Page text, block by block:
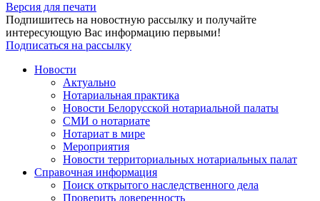
Версия для печати
Подпишитесь на новостную рассылку и получайте
интересующую Вас информацию первыми!
Подписаться на рассылку
Новости
Актуально
Нотариальная практика
Новости Белорусской нотариальной палаты
СМИ о нотариате
Нотариат в мире
Мероприятия
Новости территориальных нотариальных палат
Справочная информация
Поиск открытого наследственного дела
Проверить доверенность